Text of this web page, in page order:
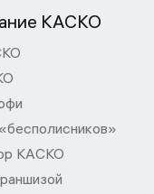
КАСКО
КАСКО